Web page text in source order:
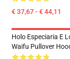
€ 37,67 - € 44,11
Holo Especiaria E
Waifu Pullover